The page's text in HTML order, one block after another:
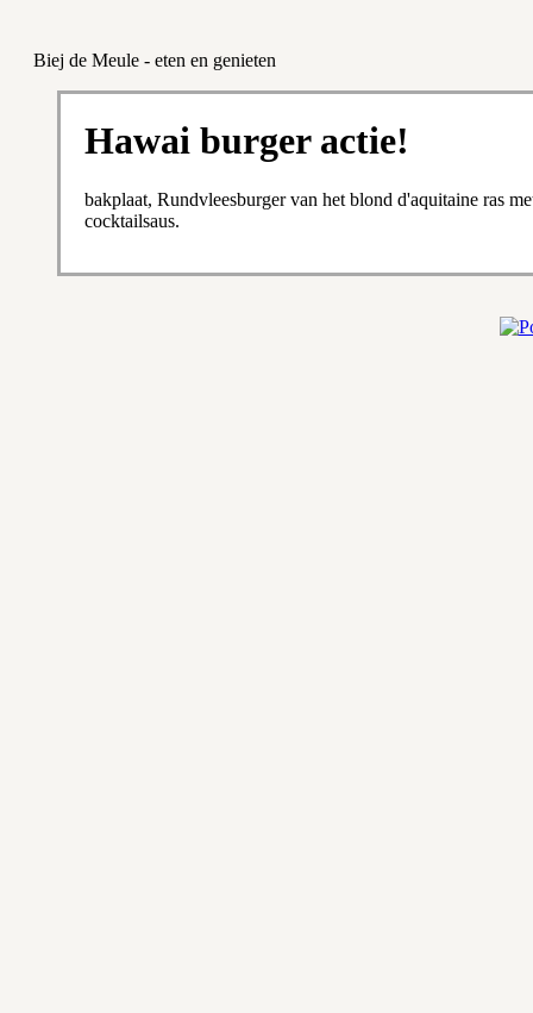
Biej de Meule - eten en genieten
Hawai burger actie!
bakplaat, Rundvleesburger van het blond d'aquitaine ras
cocktailsaus.